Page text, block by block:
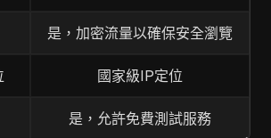
是，加密流量以確保安全瀏覽
國家級IP定位
是，允許免費測試服務